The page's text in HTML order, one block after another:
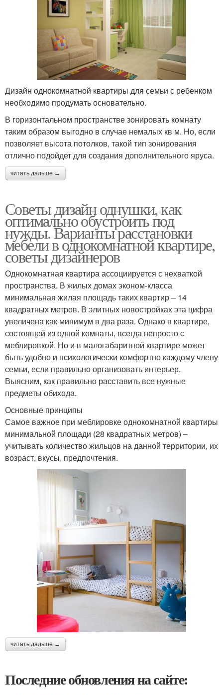
Дизайн однокомнатной квартиры для семьи с ребенком
необходимо продумать основательно.
В горизонтальном пространстве зонировать комнату
таким образом выгодно в случае немалых кв м. Но, если
позволяет высота потолков, такой тип зонирования
отлично подойдет для создания дополнительного яруса.
читать дальше →
Советы дизайн однушки, как
оптимально обустроить под
нужды. Варианты расстановки
мебели в однокомнатной квартире,
советы дизайнеров
Однокомнатная квартира ассоциируется с нехваткой
пространства. В жилых домах эконом-класса
минимальная жилая площадь таких квартир – 14
квадратных метров. В элитных новостройках эта цифра
увеличена как минимум в два раза. Однако в квартире,
состоящей из одной комнаты, всегда непросто с
меблировкой. Но и в малогабаритной квартире может
быть удобно и психологически комфортно каждому члену
семьи, если правильно организовать интерьер.
Выясним, как правильно расставить все нужные
предметы обихода.
Основные принципы
Самое важное при меблировке однокомнатной квартиры
минимальной площади (28 квадратных метров) –
учитывать количество жильцов на данной территории, их
возраст, вкусы, предпочтения.
читать дальше →
Последние обновления на сайте: